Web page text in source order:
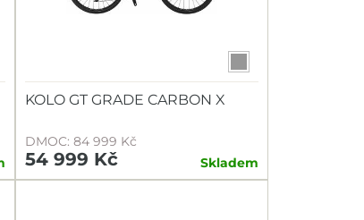
KOLO GT GRADE CARBON X
DMOC: 84 999 Kč
54 999 Kč Skladem